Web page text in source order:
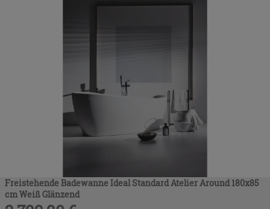
Freistehende Badewanne Ideal Standard Atelier Around 180x85
cm Weiß Glänzend